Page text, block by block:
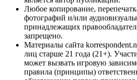
Любое копирование,
фотографий и/или
принадлежащих
запрещено.
Материалы сайта
лиц старше 21 года (21+).
может вызвать игровую
правила (принципы)